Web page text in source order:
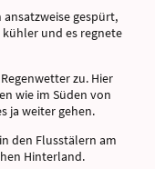
gespürt,
kühler und es regnete
zu. Hier
wie im Süden von
ja weiter gehen.
den Flusstälern am
Hinterland.